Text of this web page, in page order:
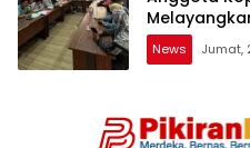
News Jumat,